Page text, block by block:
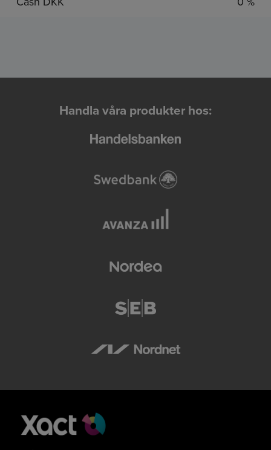
Handla våra produkter hos: